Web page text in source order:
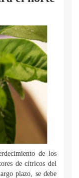
de los
de cítricos del
plazo, se debe